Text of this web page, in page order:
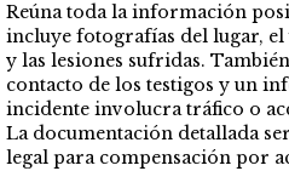
Reúna toda la información
incluye fotografías del lugar,
y las lesiones sufridas.
contacto de los testigos y un
incidente involucra tráfico o
La documentación detallada
legal para compensación por